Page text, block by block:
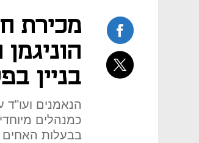
מכירת
בניין
הנאמנים
בבעלות האחים